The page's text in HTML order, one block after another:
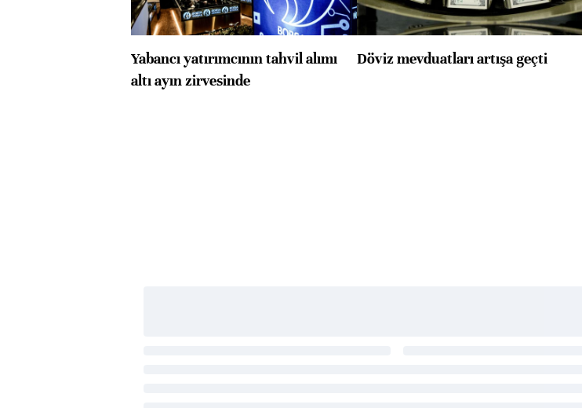
Yabancı yatırımcının tahvil alımı
altı ayın zirvesinde
Döviz mevduatları artışa geçti